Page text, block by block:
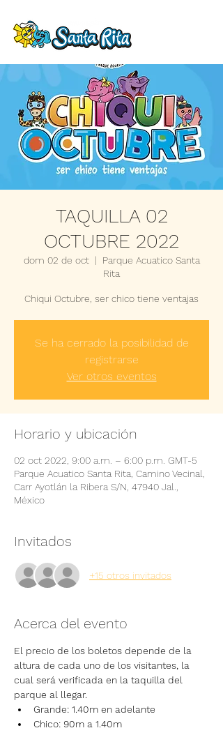
TAQUILLA 02
OCTUBRE 2022
dom 02 de oct
  |
Parque Acuatico Santa
Rita
Chiqui Octubre, ser chico tiene ventajas
Se ha cerrado la posibilidad de
registrarse
Ver otros eventos
Horario y ubicación
02 oct 2022, 9:00 a.m. – 6:00 p.m. GMT-5
Parque Acuatico Santa Rita, Camino Vecinal,
Carr Ayotlán la Ribera S/N, 47940 Jal.,
México
Invitados
+15 otros invitados
Acerca del evento
El precio de los boletos depende de la
altura de cada uno de los visitantes, la
cual será verificada en la taquilla del
parque al llegar.
Grande: 1.40m en adelante
Chico: 90m a 1.40m